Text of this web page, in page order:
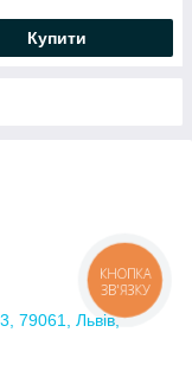
Купити
79061, Львів,
КНОПКА
ЗВ'ЯЗКУ